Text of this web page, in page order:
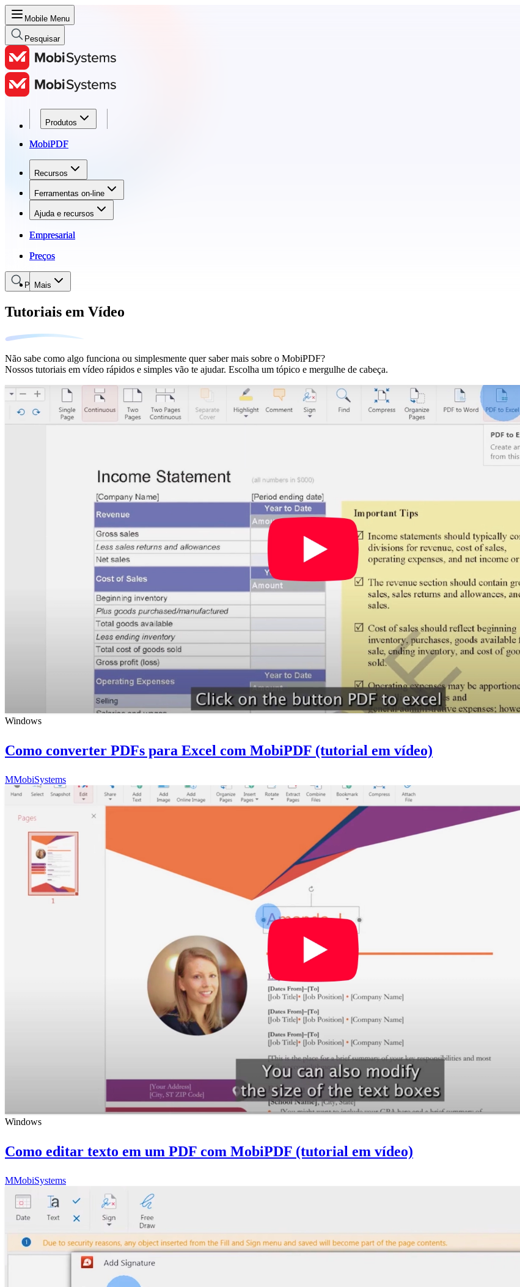
Mobile Menu
Pesquisar
Produtos
MobiPDF
Recursos
Ferramentas on-line
Ajuda e recursos
Empresarial
Preços
Mais
Produtos
MobiPDF
Recursos
Ferramentas on-line
Ajuda e recursos
Empresarial
Preços
Pesquisar
Tutoriais em Vídeo
Não sabe como algo funciona ou simplesmente quer saber mais sobre o MobiPDF?
Nossos tutoriais em vídeo rápidos e simples vão te ajudar. Escolha um tópico e mergulhe de cabeça.
Windows
Como converter PDFs para Excel com MobiPDF (tutorial em vídeo)
MMobiSystems
Windows
Como editar texto em um PDF com MobiPDF (tutorial em vídeo)
MMobiSystems